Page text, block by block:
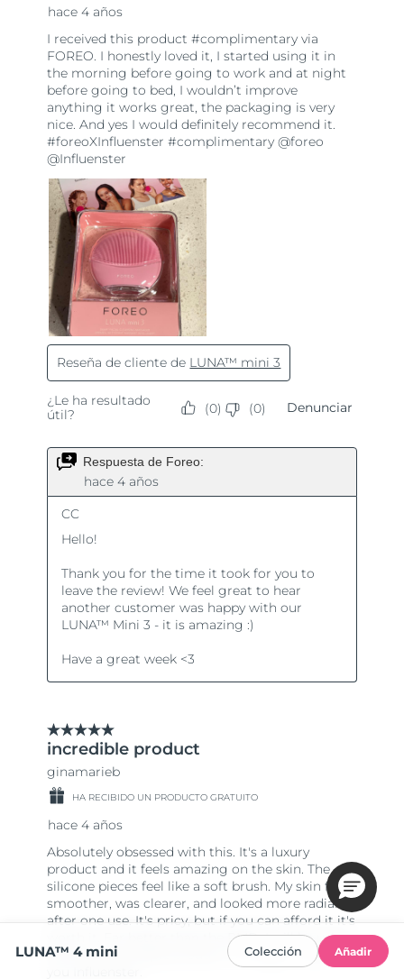
LUNA™ 4 mini Colección Añadir